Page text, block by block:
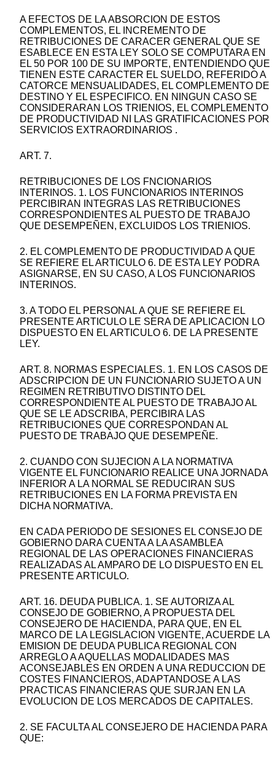
A EFECTOS DE LA ABSORCION DE ESTOS
COMPLEMENTOS, EL INCREMENTO DE
RETRIBUCIONES DE CARACER GENERAL QUE SE
ESABLECE EN ESTA LEY SOLO SE COMPUTARA EN
EL 50 POR 100 DE SU IMPORTE, ENTENDIENDO QUE
TIENEN ESTE CARACTER EL SUELDO, REFERIDO A
CATORCE MENSUALIDADES, EL COMPLEMENTO DE
DESTINO Y EL ESPECIFICO. EN NINGUN CASO SE
CONSIDERARAN LOS TRIENIOS, EL COMPLEMENTO
DE PRODUCTIVIDAD NI LAS GRATIFICACIONES POR
SERVICIOS EXTRAORDINARIOS .
ART. 7.
RETRIBUCIONES DE LOS FNCIONARIOS
INTERINOS. 1. LOS FUNCIONARIOS INTERINOS
PERCIBIRAN INTEGRAS LAS RETRIBUCIONES
CORRESPONDIENTES AL PUESTO DE TRABAJO
QUE DESEMPEÑEN, EXCLUIDOS LOS TRIENIOS.
2. EL COMPLEMENTO DE PRODUCTIVIDAD A QUE
SE REFIERE EL ARTICULO 6. DE ESTA LEY PODRA
ASIGNARSE, EN SU CASO, A LOS FUNCIONARIOS
INTERINOS.
3. A TODO EL PERSONAL A QUE SE REFIERE EL
PRESENTE ARTICULO LE SERA DE APLICACION LO
DISPUESTO EN EL ARTICULO 6. DE LA PRESENTE
LEY.
ART. 8. NORMAS ESPECIALES. 1. EN LOS CASOS DE
ADSCRIPCION DE UN FUNCIONARIO SUJETO A UN
REGIMEN RETRIBUTIVO DISTINTO DEL
CORRESPONDIENTE AL PUESTO DE TRABAJO AL
QUE SE LE ADSCRIBA, PERCIBIRA LAS
RETRIBUCIONES QUE CORRESPONDAN AL
PUESTO DE TRABAJO QUE DESEMPEÑE.
2. CUANDO CON SUJECION A LA NORMATIVA
VIGENTE EL FUNCIONARIO REALICE UNA JORNADA
INFERIOR A LA NORMAL SE REDUCIRAN SUS
RETRIBUCIONES EN LA FORMA PREVISTA EN
DICHA NORMATIVA.
EN CADA PERIODO DE SESIONES EL CONSEJO DE
GOBIERNO DARA CUENTA A LA ASAMBLEA
REGIONAL DE LAS OPERACIONES FINANCIERAS
REALIZADAS AL AMPARO DE LO DISPUESTO EN EL
PRESENTE ARTICULO.
ART. 16. DEUDA PUBLICA. 1. SE AUTORIZA AL
CONSEJO DE GOBIERNO, A PROPUESTA DEL
CONSEJERO DE HACIENDA, PARA QUE, EN EL
MARCO DE LA LEGISLACION VIGENTE, ACUERDE LA
EMISION DE DEUDA PUBLICA REGIONAL CON
ARREGLO A AQUELLAS MODALIDADES MAS
ACONSEJABLES EN ORDEN A UNA REDUCCION DE
COSTES FINANCIEROS, ADAPTANDOSE A LAS
PRACTICAS FINANCIERAS QUE SURJAN EN LA
EVOLUCION DE LOS MERCADOS DE CAPITALES.
2. SE FACULTA AL CONSEJERO DE HACIENDA PARA
QUE: